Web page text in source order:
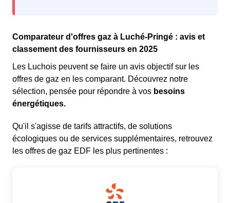
Comparateur d'offres gaz à Luché-Pringé : avis et
classement des fournisseurs en 2025
Les Luchois peuvent se faire un avis objectif sur les
offres de gaz en les comparant. Découvrez notre
sélection, pensée pour répondre à vos besoins
énergétiques.
Qu'il s'agisse de tarifs attractifs, de solutions
écologiques ou de services supplémentaires, retrouvez
les offres de gaz EDF les plus pertinentes :